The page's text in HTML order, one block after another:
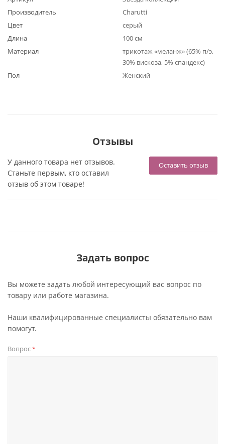
Производитель
Charutti
Цвет
серый
Длина
100 см
Материал
трикотаж «меланж» (65% п/э,
30% вискоза, 5% спандекс)
Пол
Женский
Отзывы
Оставить отзыв
У данного товара нет отзывов.
Станьте первым, кто оставил
отзыв об этом товаре!
Задать вопрос
Вы можете задать любой интересующий вас вопрос по
товару или работе магазина.
Наши квалифицированные специалисты обязательно вам
помогут.
Вопрос*